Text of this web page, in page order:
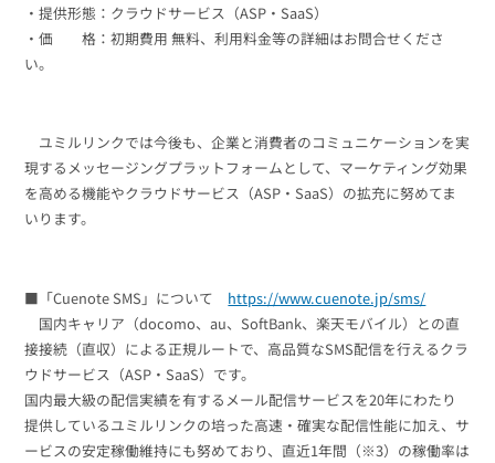
・提供形態：クラウドサービス（ASP・SaaS）
・価 格：初期費用 無料、利用料金等の詳細はお問合せくださ
い。
ユミルリンクでは今後も、企業と消費者のコミュニケーションを実
現するメッセージングプラットフォームとして、マーケティング効果
を高める機能やクラウドサービス（ASP・SaaS）の拡充に努めてま
いります。
■「Cuenote SMS」について https://www.cuenote.jp/sms/
国内キャリア（docomo、au、SoftBank、楽天モバイル）との直
接接続（直収）による正規ルートで、高品質なSMS配信を行えるクラ
ウドサービス（ASP・SaaS）です。
国内最大級の配信実績を有するメール配信サービスを20年にわたり
提供しているユミルリンクの培った高速・確実な配信性能に加え、サ
ービスの安定稼働維持にも努めており、直近1年間（※3）の稼働率は